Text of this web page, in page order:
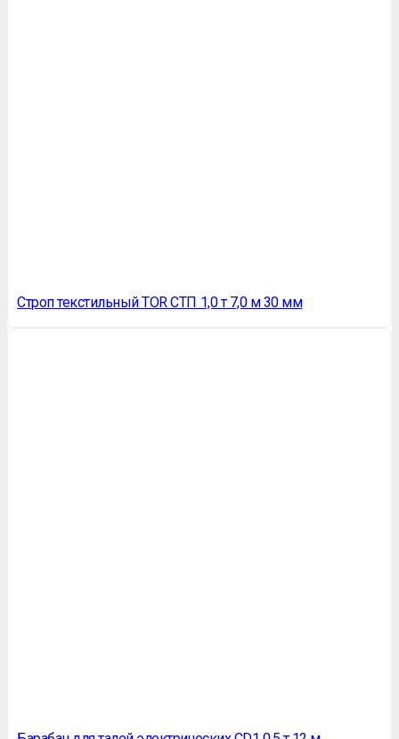
Строп текстильный TOR СТП 1,0 т 7,0 м 30 мм